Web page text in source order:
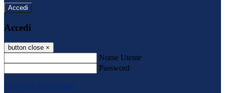
Accedi
Accedi
button close ×
Nome Utente
Password
Password dimenticata?